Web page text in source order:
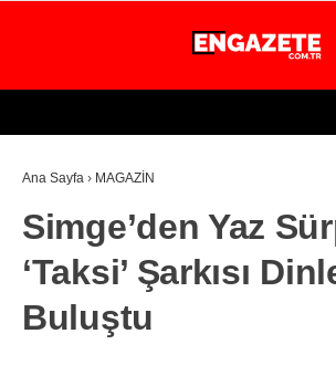
28.4
GÜNDEM
EKONOMİ
DÜNYA
MAGAZİN
Ana Sayfa › MAGAZİN
Simge’den Yaz
‘Taksi’ Şarkısı
Buluştu